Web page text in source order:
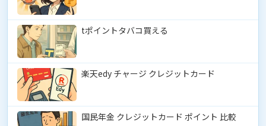
tポイントタバコ買える
楽天edy チャージ クレジットカード
国民年金 クレジットカード ポイント 比較